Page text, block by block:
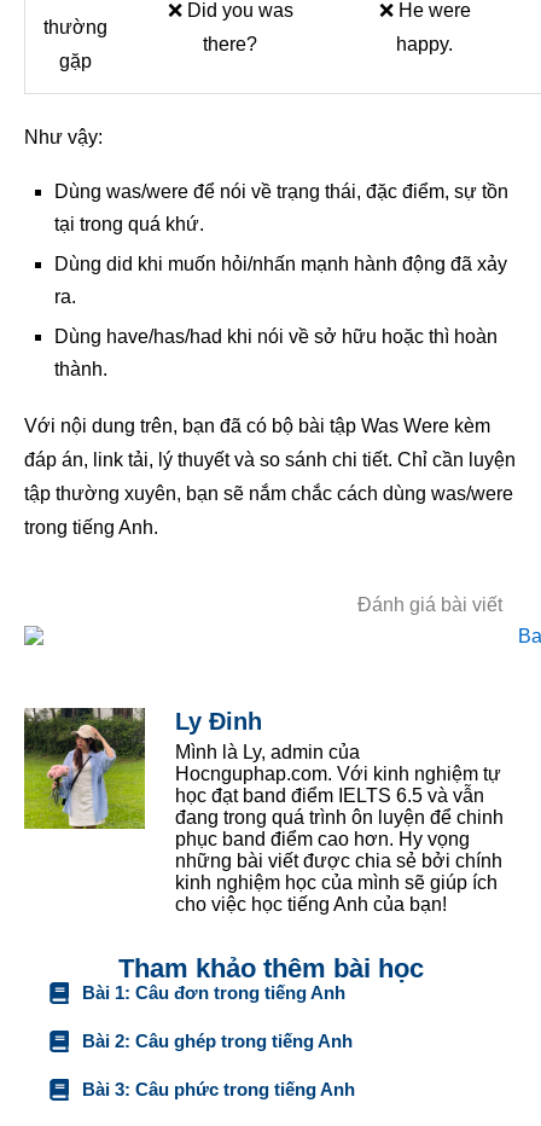
thường
gặp
❌ Did you was
there?
❌ He were
happy.
Như vậy:
Dùng was/were để nói về trạng thái, đặc điểm, sự tồn
tại trong quá khứ.
Dùng did khi muốn hỏi/nhấn mạnh hành động đã xảy
ra.
Dùng have/has/had khi nói về sở hữu hoặc thì hoàn
thành.
Với nội dung trên, bạn đã có bộ bài tập Was Were kèm
đáp án, link tải, lý thuyết và so sánh chi tiết. Chỉ cần luyện
tập thường xuyên, bạn sẽ nắm chắc cách dùng was/were
trong tiếng Anh.
Đánh giá bài viết
Ly Đinh
Mình là Ly, admin của
Hocnguphap.com. Với kinh nghiệm tự
học đạt band điểm IELTS 6.5 và vẫn
đang trong quá trình ôn luyện để chinh
phục band điểm cao hơn. Hy vọng
những bài viết được chia sẻ bởi chính
kinh nghiệm học của mình sẽ giúp ích
cho việc học tiếng Anh của bạn!
Tham khảo thêm bài học
Bài 1: Câu đơn trong tiếng Anh
Bài 2: Câu ghép trong tiếng Anh
Bài 3: Câu phức trong tiếng Anh